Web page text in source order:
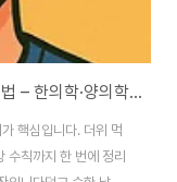
더위 먹었을 때 나타나는 증상과 응급 대처법 – 한의학·양의학 비교 정리
핵심입니다. 더위 먹
수칙까지 한 번에 정리